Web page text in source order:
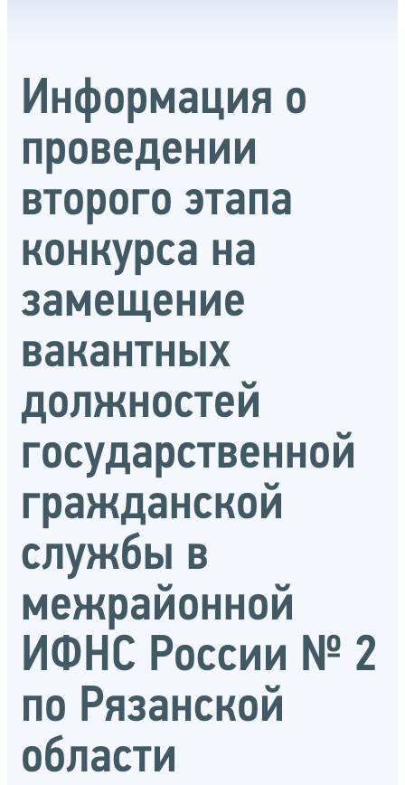
Информация о
проведении
второго этапа
конкурса на
замещение
вакантных
должностей
государственной
гражданской
службы в
межрайонной
ИФНС России № 2
по Рязанской
области